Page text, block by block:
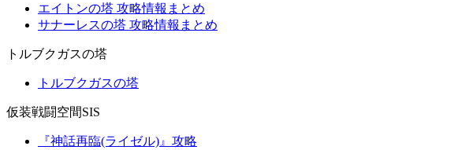
エイトンの塔 攻略情報まとめ
サナーレスの塔 攻略情報まとめ
トルブクガスの塔
トルブクガスの塔
仮装戦闘空間SIS
『神話再臨(ライゼル)』攻略